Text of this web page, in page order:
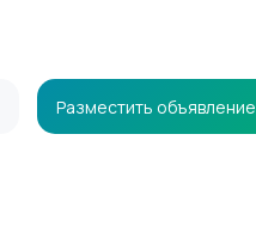
Разместить объявление